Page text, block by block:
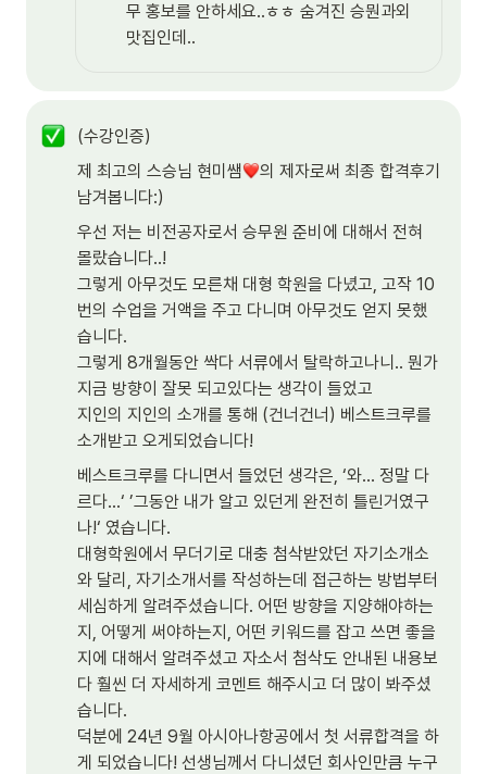
무 홍보를 안하세요..ㅎㅎ 숨겨진 승뭔과외
맛집인데..
(수강인증)
제 최고의 스승님 현미쌤
의 제자로써 최종 합격후기
남겨봅니다:)
우선 저는 비전공자로서 승무원 준비에 대해서 전혀
몰랐습니다..!
그렇게 아무것도 모른채 대형 학원을 다녔고, 고작 10
번의 수업을 거액을 주고 다니며 아무것도 얻지 못했
습니다.
그렇게 8개월동안 싹다 서류에서 탈락하고나니.. 뭔가
지금 방향이 잘못 되고있다는 생각이 들었고
지인의 지인의 소개를 통해 (건너건너) 베스트크루를
소개받고 오게되었습니다!
베스트크루를 다니면서 들었던 생각은, ‘와… 정말 다
르다…‘ ’그동안 내가 알고 있던게 완전히 틀린거였구
나!‘ 였습니다.
대형학원에서 무더기로 대충 첨삭받았던 자기소개소
와 달리, 자기소개서를 작성하는데 접근하는 방법부터
세심하게 알려주셨습니다. 어떤 방향을 지양해야하는
지, 어떻게 써야하는지, 어떤 키워드를 잡고 쓰면 좋을
지에 대해서 알려주셨고 자소서 첨삭도 안내된 내용보
다 훨씬 더 자세하게 코멘트 해주시고 더 많이 봐주셨
습니다.
덕분에 24년 9월 아시아나항공에서 첫 서류합격을 하
게 되었습니다! 선생님께서 다니셨던 회사인만큼 누구